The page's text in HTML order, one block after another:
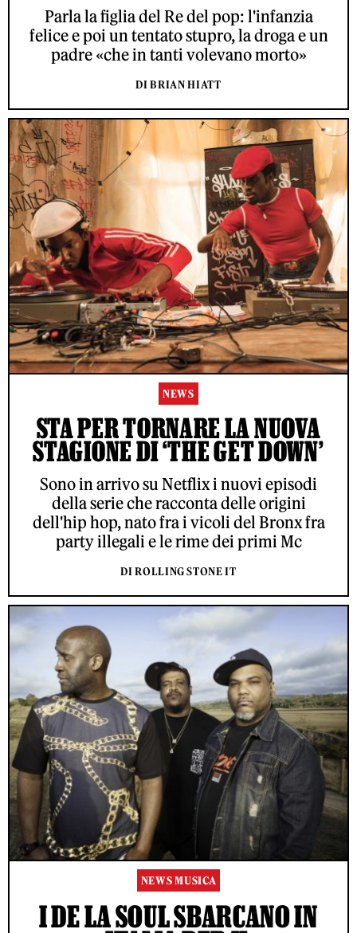
Parla la figlia del Re del pop: l'infanzia
felice e poi un tentato stupro, la droga e un
padre «che in tanti volevano morto»
DI BRIAN HIATT
NEWS
STA PER TORNARE LA NUOVA
STAGIONE DI ‘THE GET DOWN’
Sono in arrivo su Netflix i nuovi episodi
della serie che racconta delle origini
dell'hip hop, nato fra i vicoli del Bronx fra
party illegali e le rime dei primi Mc
DI ROLLING STONE IT
NEWS MUSICA
I DE LA SOUL SBARCANO IN